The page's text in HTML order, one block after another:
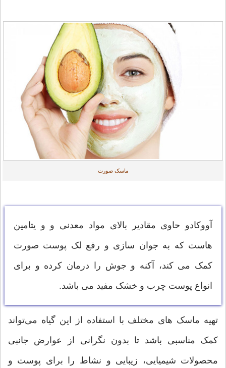
ماسک صورت
آووکادو حاوی مقادیر بالای مواد معدنی و و یتامین
هاست که به جوان سازی و رفع لک پوست صورت
کمک می کند، آکنه و جوش را درمان کرده و برای
انواع پوست چرب و خشک مفید می باشد.
تهیه ماسک های مختلف با استفاده از این گیاه می‌تواند
کمک مناسبی باشد تا بدون نگرانی از عوارض جانبی
محصولات شیمیایی، زیبایی و نشاط را برای پوست و